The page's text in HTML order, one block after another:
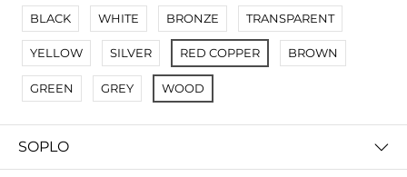
Not Found Filters1
Not Found Filters2
BLACK WHITE BRONZE TRANSPARENT
YELLOW SILVER RED COPPER BROWN
GREEN GREY WOOD
SOPLO